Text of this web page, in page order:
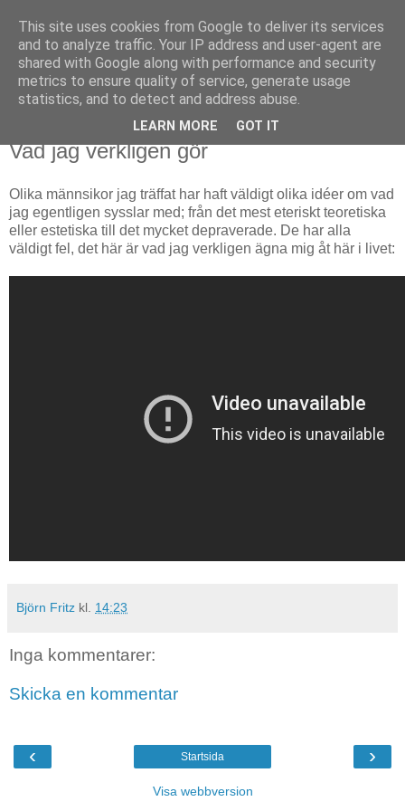
Björn Fritz
vad än som faller mig in
tisdag, maj 06, 2014
Vad jag verkligen gör
Olika männsikor jag träffat har haft väldigt olika idéer om vad
jag egentligen sysslar med; från det mest eteriskt teoretiska
eller estetiska till det mycket depraverade. De har alla
väldigt fel, det här är vad jag verkligen ägna mig åt här i livet:
Björn Fritz kl. 14:23
Inga kommentarer:
Skicka en kommentar
‹ ›
Startsida
Visa webbversion
This site uses cookies from Google to deliver its services
and to analyze traffic. Your IP address and user-agent are
shared with Google along with performance and security
metrics to ensure quality of service, generate usage
statistics, and to detect and address abuse.
LEARN MORE GOT IT